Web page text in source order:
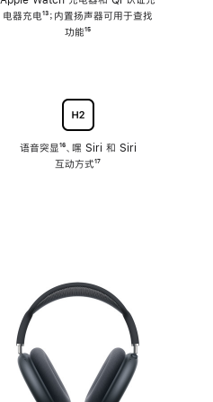
电器充电脚
¹³；内置扬声器可用于查找
功能脚
¹⁵
语音突显脚
注
¹⁶、嘿 Siri 和 Siri
互动方式脚
¹⁷